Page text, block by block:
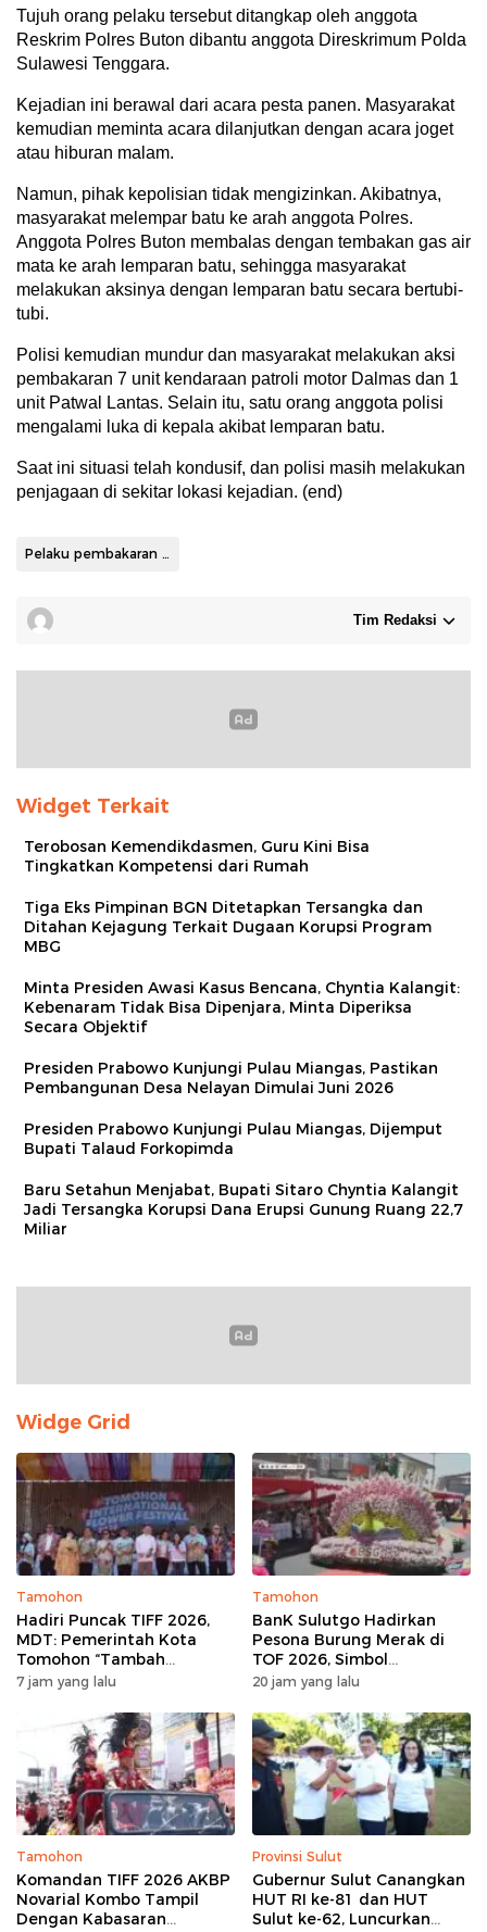
Tujuh orang pelaku tersebut ditangkap oleh anggota
Reskrim Polres Buton dibantu anggota Direskrimum Polda
Sulawesi Tenggara.
Kejadian ini berawal dari acara pesta panen. Masyarakat
kemudian meminta acara dilanjutkan dengan acara joget
atau hiburan malam.
Namun, pihak kepolisian tidak mengizinkan. Akibatnya,
masyarakat melempar batu ke arah anggota Polres.
Anggota Polres Buton membalas dengan tembakan gas air
mata ke arah lemparan batu, sehingga masyarakat
melakukan aksinya dengan lemparan batu secara bertubi-
tubi.
Polisi kemudian mundur dan masyarakat melakukan aksi
pembakaran 7 unit kendaraan patroli motor Dalmas dan 1
unit Patwal Lantas. Selain itu, satu orang anggota polisi
mengalami luka di kepala akibat lemparan batu.
Saat ini situasi telah kondusif, dan polisi masih melakukan
penjagaan di sekitar lokasi kejadian. (end)
Pelaku pembakaran motor dan mobol polisi
Tim Redaksi
Widget Terkait
Terobosan Kemendikdasmen, Guru Kini Bisa
Tingkatkan Kompetensi dari Rumah
Tiga Eks Pimpinan BGN Ditetapkan Tersangka dan
Ditahan Kejagung Terkait Dugaan Korupsi Program
MBG
Minta Presiden Awasi Kasus Bencana, Chyntia Kalangit:
Kebenaram Tidak Bisa Dipenjara, Minta Diperiksa
Secara Objektif
Presiden Prabowo Kunjungi Pulau Miangas, Pastikan
Pembangunan Desa Nelayan Dimulai Juni 2026
Presiden Prabowo Kunjungi Pulau Miangas, Dijemput
Bupati Talaud Forkopimda
Baru Setahun Menjabat, Bupati Sitaro Chyntia Kalangit
Jadi Tersangka Korupsi Dana Erupsi Gunung Ruang 22,7
Miliar
Widge Grid
Tamohon
Hadiri Puncak TIFF 2026,
MDT: Pemerintah Kota
Tomohon “Tambah
Mantap”, Usai Parade
kepada Masyarakat
7 jam yang lalu
Tamohon
BanK Sulutgo Hadirkan
Pesona Burung Merak di
TOF 2026, Simbol
Keagungan Dan
20 jam yang lalu
Tamohon
Komandan TIFF 2026 AKBP
Novarial Kombo Tampil
Dengan Kabasaran
Provinsi Sulut
Gubernur Sulut Canangkan
HUT RI ke-81 dan HUT
Sulut ke-62, Luncurkan